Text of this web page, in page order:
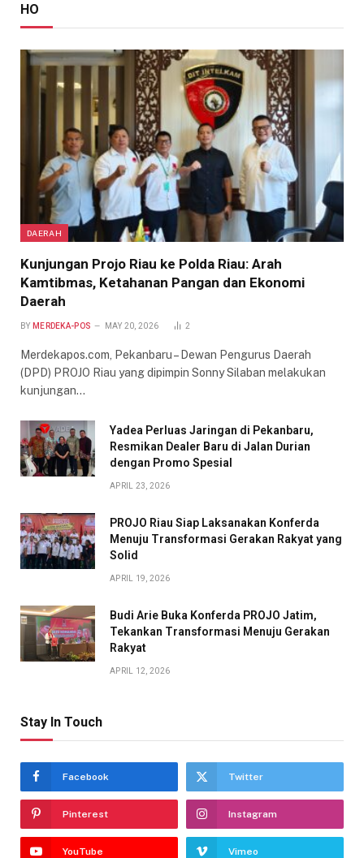
HO
DAERAH
Kunjungan Projo Riau ke Polda Riau: Arah
Kamtibmas, Ketahanan Pangan dan Ekonomi
Daerah
BY MERDEKA-POS MAY 20, 2026 2
Merdekapos.com, Pekanbaru – Dewan Pengurus Daerah
(DPD) PROJO Riau yang dipimpin Sonny Silaban melakukan
kunjungan…
Yadea Perluas Jaringan di Pekanbaru,
Resmikan Dealer Baru di Jalan Durian
dengan Promo Spesial
APRIL 23, 2026
PROJO Riau Siap Laksanakan Konferda
Menuju Transformasi Gerakan Rakyat yang
Solid
APRIL 19, 2026
Budi Arie Buka Konferda PROJO Jatim,
Tekankan Transformasi Menuju Gerakan
Rakyat
APRIL 12, 2026
Stay In Touch
Facebook Twitter
Pinterest Instagram
YouTube Vimeo